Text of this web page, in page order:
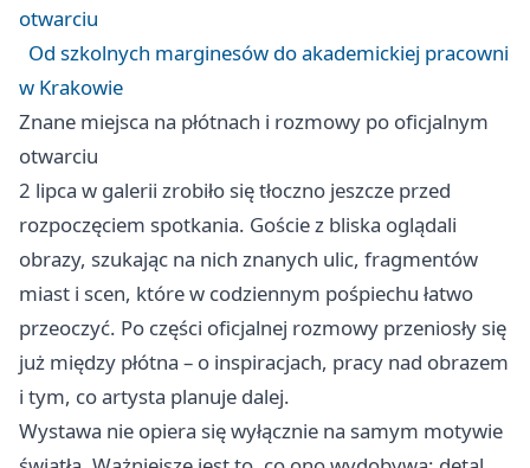
otwarciu
Od szkolnych marginesów do akademickiej pracowni
w Krakowie
Znane miejsca na płótnach i rozmowy po oficjalnym
otwarciu
2 lipca w galerii zrobiło się tłoczno jeszcze przed
rozpoczęciem spotkania. Goście z bliska oglądali
obrazy, szukając na nich znanych ulic, fragmentów
miast i scen, które w codziennym pośpiechu łatwo
przeoczyć. Po części oficjalnej rozmowy przeniosły się
już między płótna – o inspiracjach, pracy nad obrazem
i tym, co artysta planuje dalej.
Wystawa nie opiera się wyłącznie na samym motywie